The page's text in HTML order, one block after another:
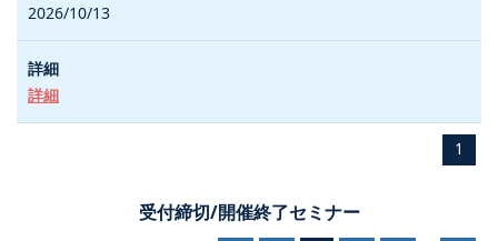
2026/10/13
詳細
1
受付締切/開催終了セミナー